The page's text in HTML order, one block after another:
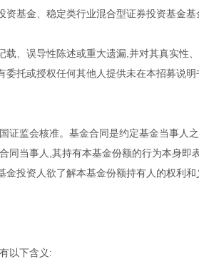
基金、稳定类行业混合型证券投资基金基
、误导性陈述或重大遗漏,并对其真实性
托或授权任何其他人提供未在本招募说
证监会核准。基金合同是约定基金当事人
同当事人,其持有本基金份额的行为本身即
投资人欲了解本基金份额持有人的权利和
以下含义: